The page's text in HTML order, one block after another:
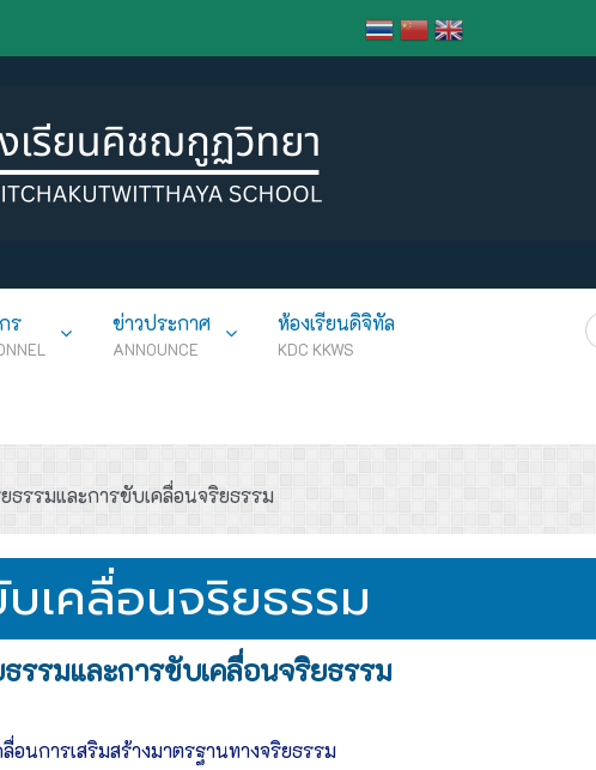
ร ข่าวประกาศ
ANNOUNCE
ห้องเรียนดิจิทัล
KDC KKWS
ธรรมและการขับเคลื่อนจริยธรรม
เคลื่อนจริยธรรม
รรมและการขับเคลื่อนจริยธรรม
อนการเสริมสร้างมาตรฐานทางจริยธรรม